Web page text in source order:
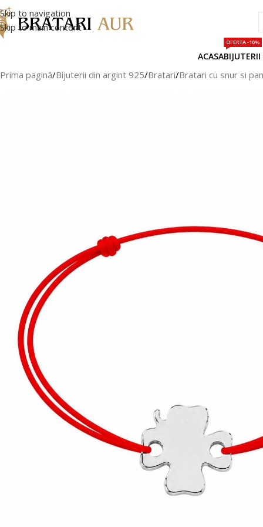
Skip to navigation
Skip to main content
ACASA
OFERTA -10%
Prima pagină/Bijuterii din argint 925/Bratari/Bratari cu snur si